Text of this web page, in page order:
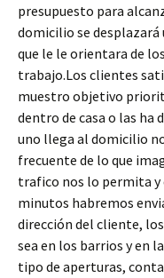
presupuesto para
domicilio se
que le le orientara de
trabajo.Los clientes
muestro objetivo
dentro de casa o las ha
uno llega al domicilio
frecuente de lo que
trafico nos lo permita y
minutos habremos
dirección del cliente,
sea en los barrios y en
tipo de aperturas,